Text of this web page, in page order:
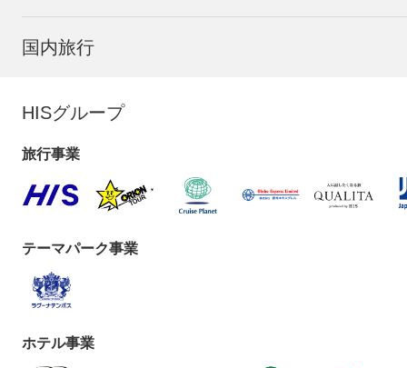
国内旅行
HISグループ
旅行事業
テーマパーク事業
ホテル事業